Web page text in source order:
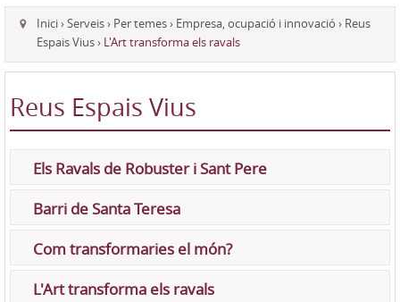
Inici›Serveis› Per temes› Empresa, ocupació i innovació › Reus
Espais Vius› L'Art transforma els ravals
Reus Espais Vius
Els Ravals de Robuster i Sant Pere
Barri de Santa Teresa
Com transformaries el món?
L'Art transforma els ravals